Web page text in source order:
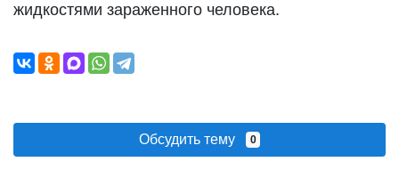
жидкостями зараженного человека.
Обсудить тему 0